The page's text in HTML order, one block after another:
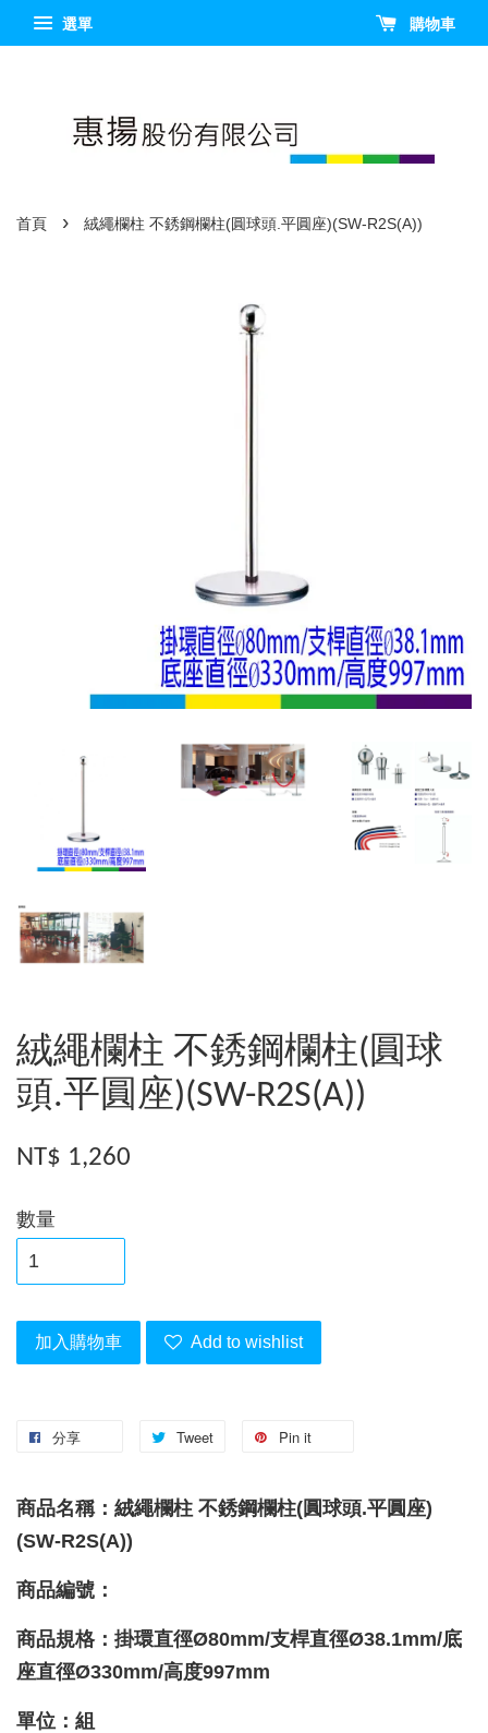
選單 購物車
首頁 › 絨繩欄柱 不銹鋼欄柱(圓球頭.平圓座)(SW-R2S(A))
絨繩欄柱 不銹鋼欄柱(圓球
頭.平圓座)(SW-R2S(A))
NT$ 1,260
數量
加入購物車 Add to wishlist
分享 Tweet Pin it
商品名稱：絨繩欄柱 不銹鋼欄柱(圓球頭.平圓座)
(SW-R2S(A))
商品編號：
商品規格：掛環直徑Ø80mm/支桿直徑Ø38.1mm/底
座直徑Ø330mm/高度997mm
單位：組